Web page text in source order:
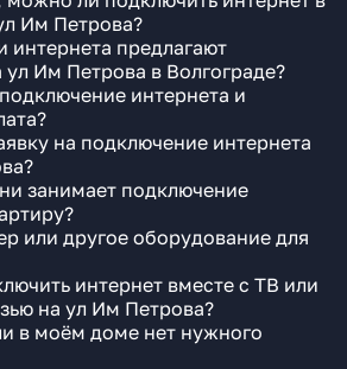
Им Петрова?
интернета предлагают
Им Петрова в Волгограде?
интернета и
на подключение интернета
занимает подключение
или другое оборудование для
интернет вместе с ТВ или
на ул Им Петрова?
в моём доме нет нужного